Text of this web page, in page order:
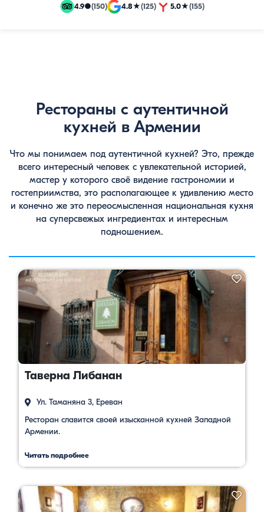
4.9●(150) 4.8★(125) 5.0★(155)
Рестораны с аутентичной
кухней в Армении
Что мы понимаем под аутентичной кухней? Это, прежде
всего интересный человек с увлекательной историей,
мастер у которого своё видение гастрономии и
гостеприимства, это располагающее к удивлению место
и конечно же это переосмысленная национальная кухня
на суперсвежых ингредиентах и интересным
подношением.
Таверна Либанан
Ул. Таманяна 3, Ереван
Ресторан славится своей изысканной кухней Западной
Армении.
Читать подробнее